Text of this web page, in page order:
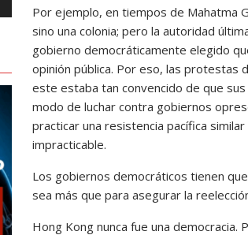
Por ejemplo, en tiempos de Mahatma
sino una colonia; pero la autoridad
gobierno democráticamente elegido
opinión pública. Por eso, las protestas
este estaba tan convencido de que
modo de luchar contra gobiernos
practicar una resistencia pacífica
impracticable.
Los gobiernos democráticos tienen
sea más que para asegurar la
Hong Kong nunca fue una democracia.